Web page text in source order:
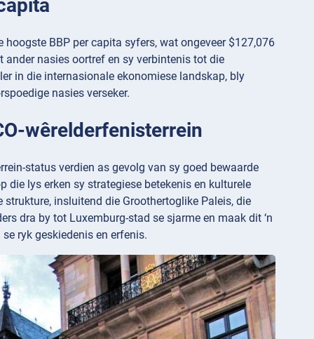
BBP per capita syfers, wat ongeveer $127,076
nasies oortref en sy verbintenis tot die
in die internasionale ekonomiese landskap, bly
nasies verseker.
wêrelderfenisterrein
status verdien as gevolg van sy goed bewaarde
lys erken sy strategiese betekenis en kulturele
insluitend die Groothertoglike Paleis, die
dra by tot Luxemburg-stad se sjarme en maak dit ‘n
ryk geskiedenis en erfenis.